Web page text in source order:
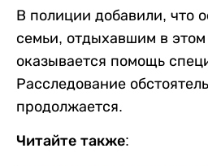
В полиции добавили, что
семьи, отдыхавшим в
оказывается помощь
Расследование
продолжается.
Читайте также: